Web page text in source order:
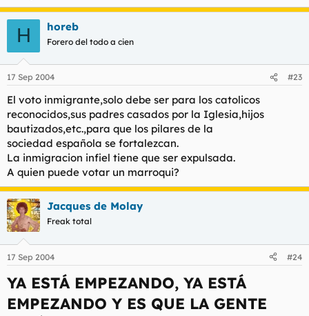
H horeb
Forero del todo a cien
17 Sep 2004 #23
El voto inmigrante,solo debe ser para los catolicos
reconocidos,sus padres casados por la Iglesia,hijos
bautizados,etc.,para que los pilares de la
sociedad española se fortalezcan.
La inmigracion infiel tiene que ser expulsada.
A quien puede votar un marroqui?
Jacques de Molay
Freak total
17 Sep 2004 #24
YA ESTÁ EMPEZANDO, YA ESTÁ
EMPEZANDO Y ES QUE LA GENTE